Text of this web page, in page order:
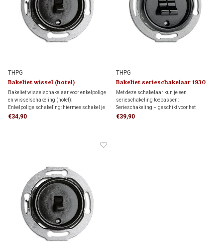
THPG
Bakeliet wissel (hotel)
schakelaar 1930
Bakeliet wisselschakelaar voor enkelpolige
en wisselschakeling (hotel):
Enkelpolige schakeling: hiermee schakel je
een lamp vanaf één schakelaar aan en uit.
€34,90
THPG
Bakeliet serieschakelaar 1930
Met deze schakelaar kun je een
serieschakeling toepassen:
Serieschakeling – geschikt voor het
onafhankelijk schakelen van twee
€39,90